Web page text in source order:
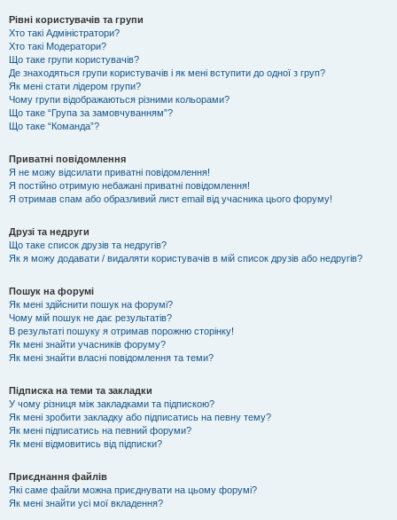
Рівні користувачів та групи
Хто такі Адміністратори?
Хто такі Модератори?
Що таке групи користувачів?
Де знаходяться групи користувачів і як мені вступити до одної з груп?
Як мені стати лідером групи?
Чому групи відображаються різними кольорами?
Що таке “Група за замовчуванням”?
Що таке “Команда”?
Приватні повідомлення
Я не можу відсилати приватні повідомлення!
Я постійно отримую небажані приватні повідомлення!
Я отримав спам або образливий лист email від учасника цього форуму!
Друзі та недруги
Що таке список друзів та недругів?
Як я можу додавати / видаляти користувачів в мій список друзів або недругів?
Пошук на форумі
Як мені здійснити пошук на форумі?
Чому мій пошук не дає результатів?
В результаті пошуку я отримав порожню сторінку!
Як мені знайти учасників форуму?
Як мені знайти власні повідомлення та теми?
Підписка на теми та закладки
У чому різниця між закладками та підпискою?
Як мені зробити закладку або підписатись на певну тему?
Як мені підписатись на певний форуми?
Як мені відмовитись від підписки?
Приєднання файлів
Які саме файли можна приєднувати на цьому форумі?
Як мені знайти усі мої вкладення?